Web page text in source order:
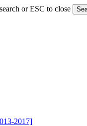
or ESC to close
2017]